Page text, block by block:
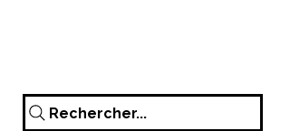
Rechercher...